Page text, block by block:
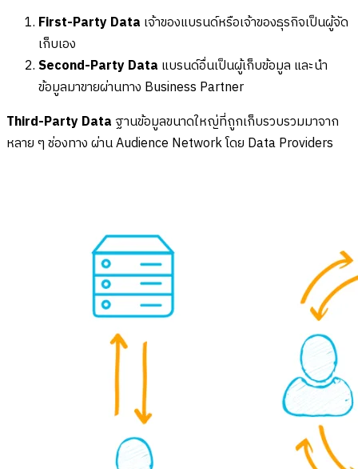
First-Party Data เจ้าของแบรนด์หรือเจ้าของธุรกิจเป็นผู้จัด
เก็บเอง
Second-Party Data แบรนด์อื่นเป็นผู้เก็บข้อมูล และนำ
ข้อมูลมาขายผ่านทาง Business Partner
Third-Party Data ฐานข้อมูลขนาดใหญ่ที่ถูกเก็บรวบรวมมาจาก
หลาย ๆ ช่องทาง ผ่าน Audience Network โดย Data Providers